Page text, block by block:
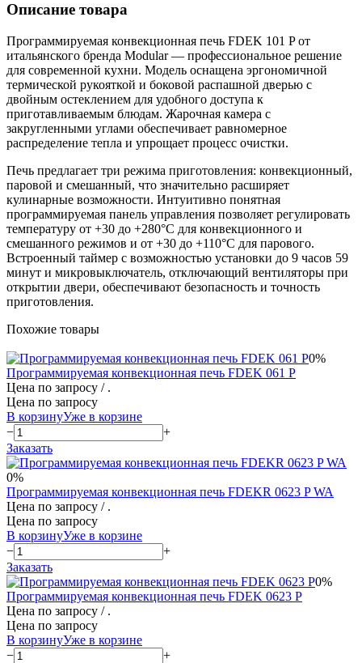
Описание товара
Программируемая конвекционная печь FDEK 101 P от
итальянского бренда Modular — профессиональное решение
для современной кухни. Модель оснащена эргономичной
термической рукояткой и боковой распашной дверью с
двойным остеклением для удобного доступа к
приготавливаемым блюдам. Жарочная камера с
закругленными углами обеспечивает равномерное
распределение тепла и упрощает процесс очистки.
Печь предлагает три режима приготовления: конвекционный,
паровой и смешанный, что значительно расширяет
кулинарные возможности. Интуитивно понятная
программируемая панель управления позволяет регулировать
температуру от +30 до +280°С для конвекционного и
смешанного режимов и от +30 до +110°С для парового.
Встроенный таймер с возможностью установки до 9 часов 59
минут и микровыключатель, отключающий вентиляторы при
открытии двери, обеспечивают безопасность и точность
приготовления.
Похожие товары
0%
Программируемая конвекционная печь FDEK 061 P
Цена по запросу / .
Цена по запросу
В корзинуУже в корзине
−
+
Заказать
0%
Программируемая конвекционная печь FDEKR 0623 P WA
Цена по запросу / .
Цена по запросу
В корзинуУже в корзине
−
+
Заказать
0%
Программируемая конвекционная печь FDEK 0623 P
Цена по запросу / .
Цена по запросу
В корзинуУже в корзине
−
+